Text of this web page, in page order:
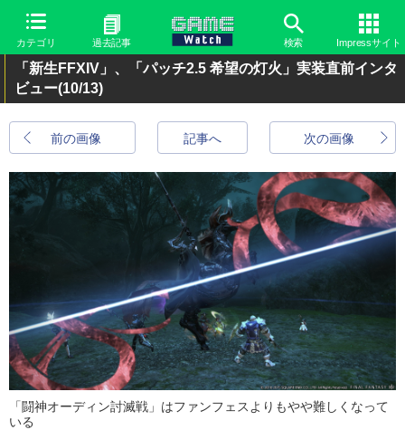
カテゴリ 過去記事 検索 Impressサイト
「新生FFXIV」、「パッチ2.5 希望の灯火」実装直前インタ
ビュー(10/13)
前の画像 次の画像
記事へ
「闘神オーディン討滅戦」はファンフェスよりもやや難しくなって
いる